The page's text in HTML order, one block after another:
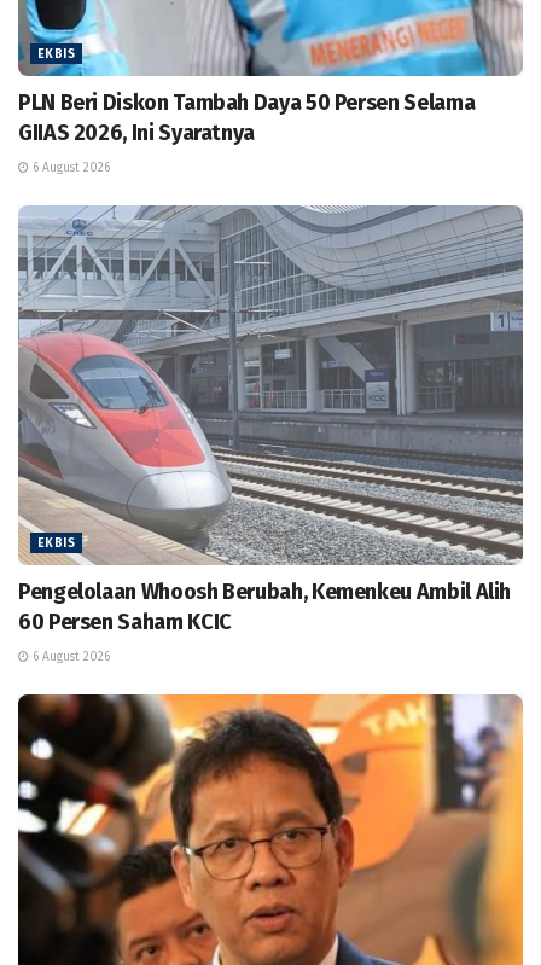
EKBIS
PLN Beri Diskon Tambah Daya 50 Persen Selama
GIIAS 2026, Ini Syaratnya
6 August 2026
EKBIS
Pengelolaan Whoosh Berubah, Kemenkeu Ambil Alih
60 Persen Saham KCIC
6 August 2026